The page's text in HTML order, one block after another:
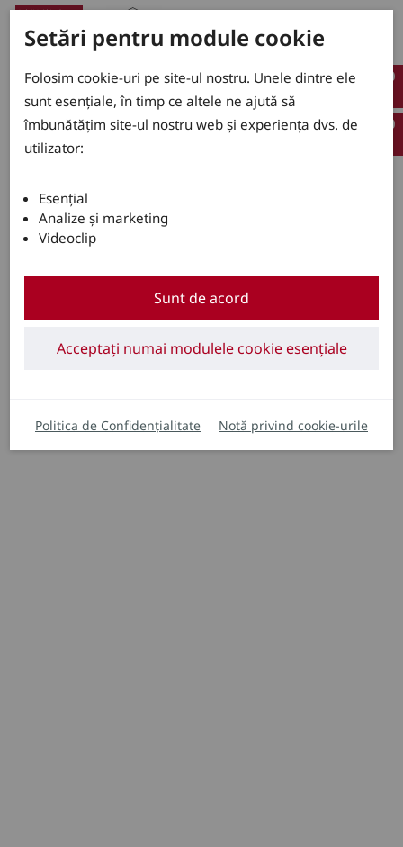
Stivuitoare noi 0
Stivuitoare de închiriat
Stivuitoare second hand
0
0
Setări pentru module cookie
Folosim cookie-uri pe site-ul nostru. Unele dintre ele
sunt esențiale, în timp ce altele ne ajută să
îmbunătățim site-ul nostru web și experiența dvs. de
utilizator:
Esențial
Analize și marketing
Videoclip
Sunt de acord
Acceptați numai modulele cookie esențiale
Politica de Confidențialitate Notă privind cookie-urile